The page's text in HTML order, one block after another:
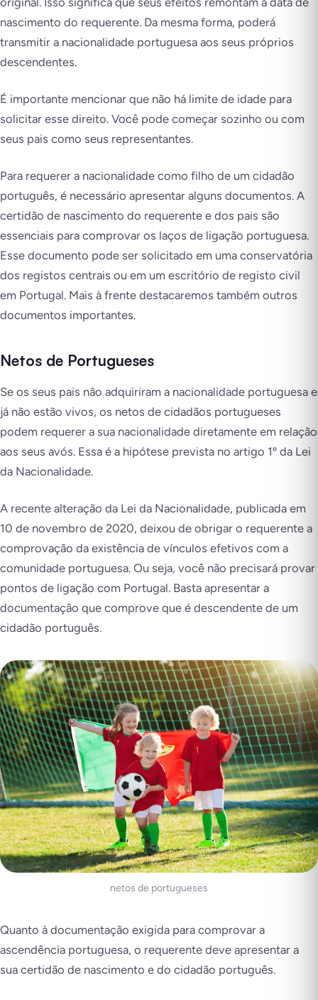
nascimento do requerente. Da mesma forma, poderá
transmitir a nacionalidade portuguesa aos seus próprios
descendentes.
É importante mencionar que não há limite de idade para
solicitar esse direito. Você pode começar sozinho ou com
seus pais como seus representantes.
Para requerer a nacionalidade como filho de um cidadão
português, é necessário apresentar alguns documentos. A
certidão de nascimento do requerente e dos pais são
essenciais para comprovar os laços de ligação portuguesa.
Esse documento pode ser solicitado em uma conservatória
dos registos centrais ou em um escritório de registo civil
em Portugal. Mais à frente destacaremos também outros
documentos importantes.
Netos de Portugueses
Se os seus pais não adquiriram a nacionalidade portuguesa e
já não estão vivos, os netos de cidadãos portugueses
podem requerer a sua nacionalidade diretamente em relação
aos seus avós. Essa é a hipótese prevista no artigo 1º da Lei
da Nacionalidade.
A recente alteração da Lei da Nacionalidade, publicada em
10 de novembro de 2020, deixou de obrigar o requerente a
comprovação da existência de vínculos efetivos com a
comunidade portuguesa. Ou seja, você não precisará provar
pontos de ligação com Portugal. Basta apresentar a
documentação que comprove que é descendente de um
cidadão português.
netos de portugueses
Quanto à documentação exigida para comprovar a
ascendência portuguesa, o requerente deve apresentar a
sua certidão de nascimento e do cidadão português.